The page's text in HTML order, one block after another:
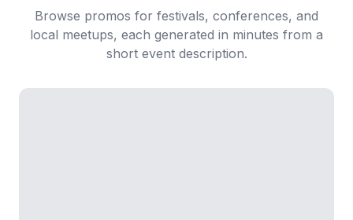
Browse promos for festivals, conferences, and
local meetups, each generated in minutes from a
short event description.